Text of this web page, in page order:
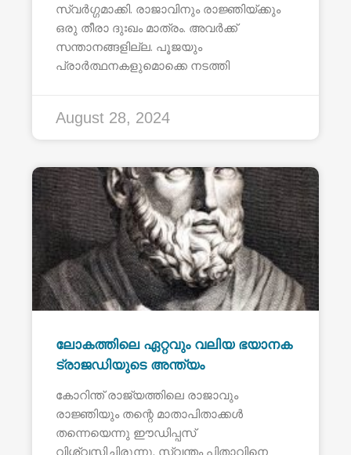
സ്വർഗ്ഗമാക്കി. രാജാവിനും രാജ്ഞിയ്ക്കും
ഒരു തീരാ ദുഃഖം മാത്രം. അവർക്ക്
സന്താനങ്ങളില്ല. പൂജയും
പ്രാർത്ഥനകളുമൊക്കെ നടത്തി
August 28, 2024
ലോകത്തിലെ ഏറ്റവും വലിയ ഭയാനക
ട്രാജഡിയുടെ അന്ത്യം
കോറിന്ത് രാജ്യത്തിലെ രാജാവും
രാജ്ഞിയും തന്റെ മാതാപിതാക്കൾ
തന്നെയെന്നു ഈഡിപ്പസ്
വിശ്വസിച്ചിരുന്നു. സ്വന്തം പിതാവിനെ